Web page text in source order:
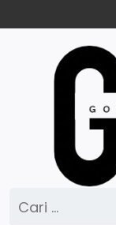
to
untuk: